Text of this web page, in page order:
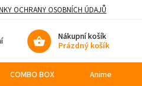
OCHRANY OSOBNÍCH ÚDAJŮ
Nákupní košík
Prázdný košík
COMBO BOX Anime